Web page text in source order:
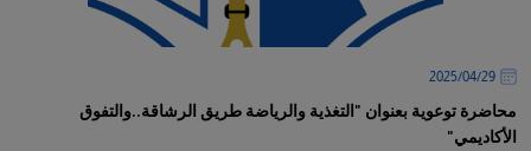
29‏/04‏/2025
محاضرة توعوية بعنوان "التغذية والرياضة طريق الرشاقة..والتفوق
الأكاديمي"